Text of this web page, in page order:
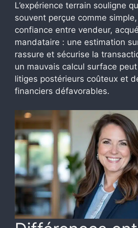
L’expérience terrain souligne
souvent perçue comme
confiance entre vendeur,
mandataire : une estimation
rassure et sécurise la
un mauvais calcul surface
litiges postérieurs coûteux et
financiers défavorables.